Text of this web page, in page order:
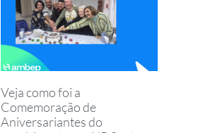
Veja como foi a
Comemoração de
Aniversariantes do